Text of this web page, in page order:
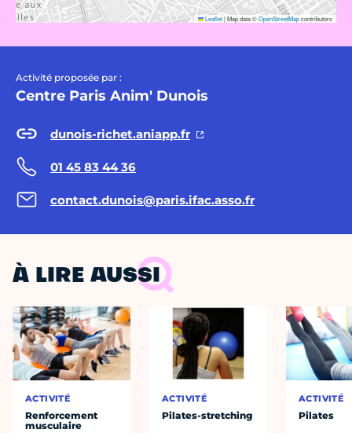
Leaflet|Map data ©OpenStreetMapcontributors
Activité proposée par :
Centre Paris Anim' Dunois
dunois-richet.aniapp.fr
01 45 83 44 36
contact.dunois@paris.ifac.asso.fr
À LIRE AUSSI
ACTIVITÉ
Renforcement
musculaire
ACTIVITÉ
Pilates-stretching
ACTIVITÉ
Pilates